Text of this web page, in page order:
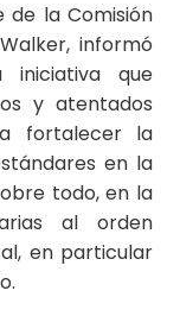
de la Comisión
informó
iniciativa que
y atentados
fortalecer la
en la
todo, en la
al orden
en particular